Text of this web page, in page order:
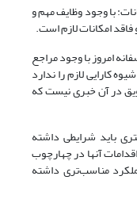
با وجود وظایف مهم و
امکانات لازم است.
امروز با وجود مراجع
کارایی لازم را ندارد
در آن خبری نیست که
باید شرایطی داشته
آنها در چهارچوب
مناسب‌تری داشته